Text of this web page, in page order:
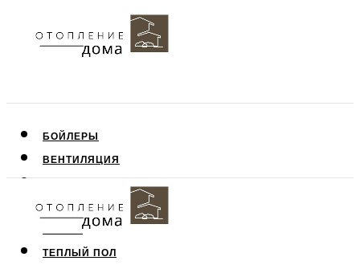
БОЙЛЕРЫ
ВЕНТИЛЯЦИЯ
ПОТОЛОК
СТЕНЫ
ТЕПЛЫЙ ПОЛ